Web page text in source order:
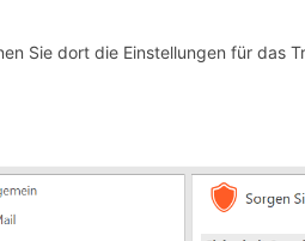
Sie dort die Einstellungen für das